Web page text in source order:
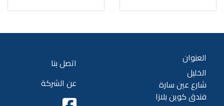
العنوان
الخليل
شارع عين سارة
فندق كوين بلازا
اتصل بنا
عن الشركة